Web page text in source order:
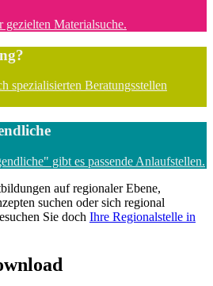
Materialsuche.
spezialisierten Beratungsstellen
gibt es passende Anlaufstellen.
auf regionaler Ebene,
suchen oder sich regional
Sie doch Ihre Regionalstelle in